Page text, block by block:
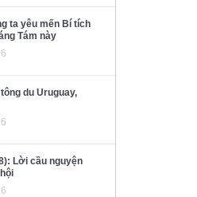
ta yêu mến Bí tích
Tám này
du Uruguay,
Lời cầu nguyện